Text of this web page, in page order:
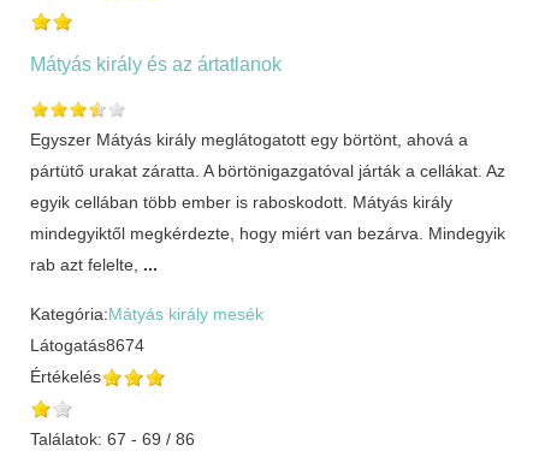
Mátyás király és az ártatlanok
Egyszer Mátyás király meglátogatott egy börtönt, ahová a
pártütő urakat záratta. A börtönigazgatóval járták a cellákat. Az
egyik cellában több ember is raboskodott. Mátyás király
mindegyiktől megkérdezte, hogy miért van bezárva. Mindegyik
rab azt felelte, ...
Kategória:Mátyás király mesék
Látogatás8674
Értékelés
Találatok: 67 - 69 / 86